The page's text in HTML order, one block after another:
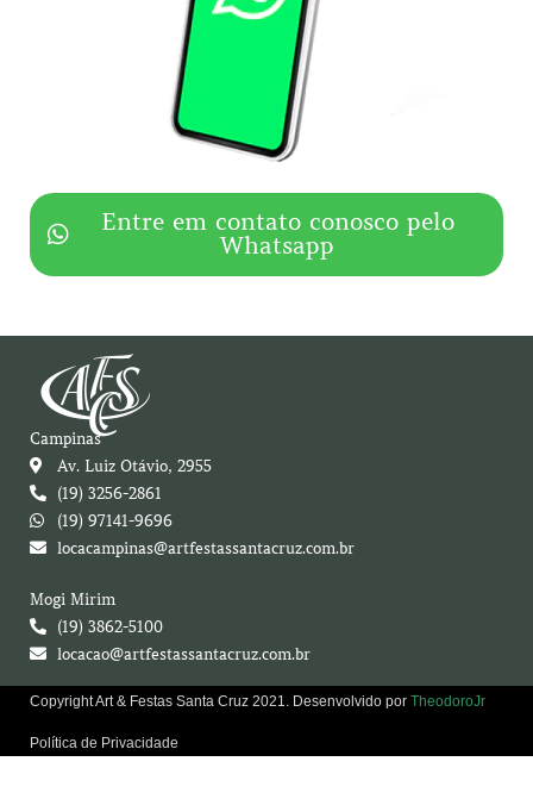
Entre em contato conosco pelo
Whatsapp
Campinas
Av. Luiz Otávio, 2955
(19) 3256-2861
(19) 97141-9696
locacampinas@artfestassantacruz.com.br
Mogi Mirim
(19) 3862-5100
locacao@artfestassantacruz.com.br
Copyright Art & Festas Santa Cruz 2021. Desenvolvido por TheodoroJr
Política de Privacidade